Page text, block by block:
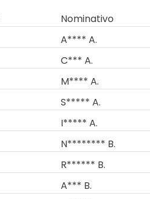
Nominativo
A**** A.
C*** A.
M**** A.
S***** A.
I***** A.
N******** B.
R****** B.
A*** B.